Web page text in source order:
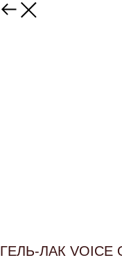
ГЕЛЬ-ЛАК VOICE